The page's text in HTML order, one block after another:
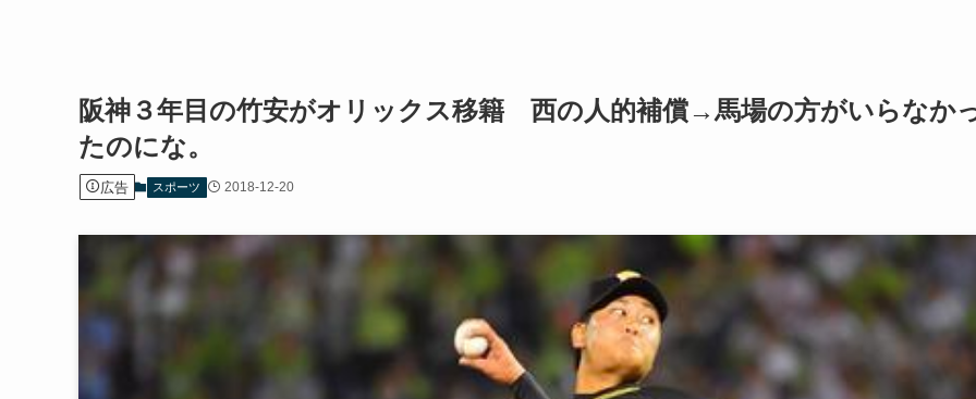
阪神３年目の竹安がオリックス移籍 西の人的補償→馬場の方がいらなか
たのにな。
広告 スポーツ 2018-12-20